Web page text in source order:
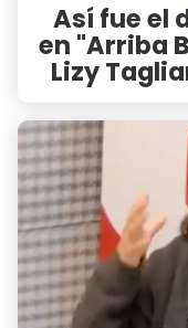
Así fue el
en "Arriba
Lizy